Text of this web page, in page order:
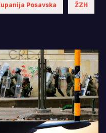
Posavska ŽZH